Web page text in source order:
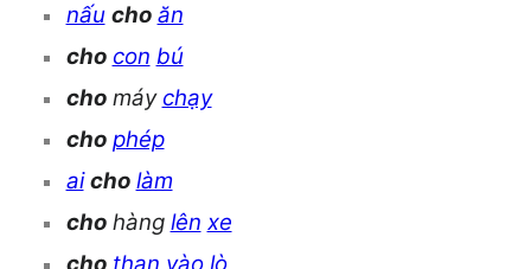
nấu cho ăn
cho con bú
chomáy chạy
cho phép
ai cho làm
chohàng lên xe